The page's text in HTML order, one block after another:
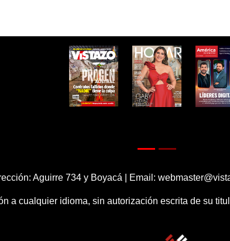
Aguirre 734 y Boyacá | Email:
a cualquier idioma, sin autorización escrita de su